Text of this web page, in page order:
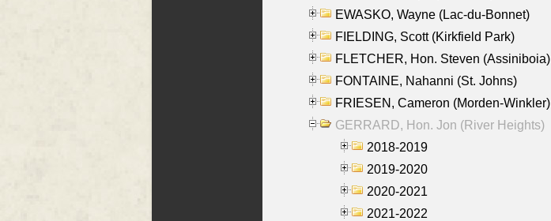
EWASKO, Wayne (Lac-du-Bonnet)
FIELDING, Scott (Kirkfield Park)
FLETCHER, Hon. Steven (Assiniboia)
FONTAINE, Nahanni (St. Johns)
FRIESEN, Cameron (Morden-Winkler)
GERRARD, Hon. Jon (River Heights)
2018-2019
2019-2020
2020-2021
2021-2022